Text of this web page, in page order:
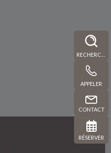
APPELER
CONTACT
RÉSERVER